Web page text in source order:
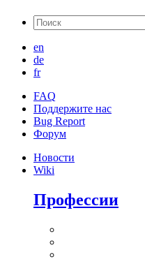
en
de
fr
FAQ
Поддержите нас
Bug Report
Форум
Новости
Wiki
Профессии